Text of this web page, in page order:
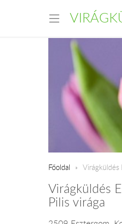
Főoldal Virágküldés
Virágküldés
Pilis virága